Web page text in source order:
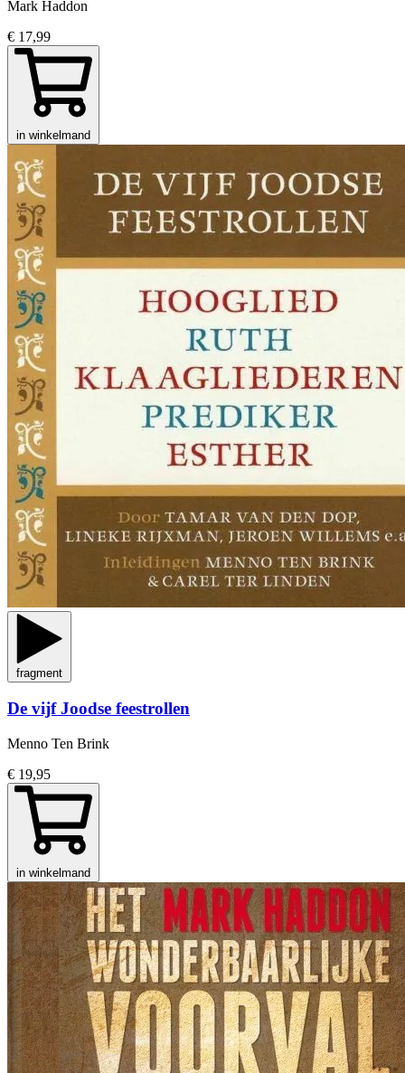
Mark Haddon
€ 17,99
in winkelmand
fragment
De vijf Joodse feestrollen
Menno Ten Brink
€ 19,95
in winkelmand